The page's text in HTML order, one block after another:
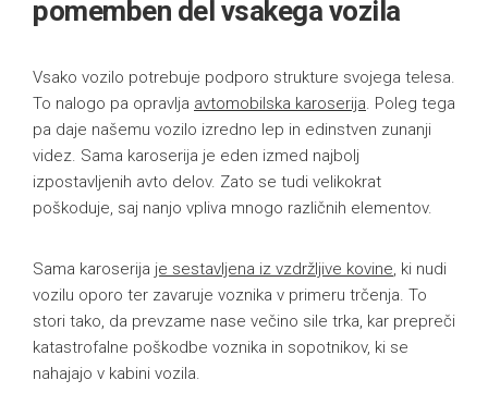
pomemben del vsakega vozila
Vsako vozilo potrebuje podporo strukture svojega telesa.
To nalogo pa opravlja avtomobilska karoserija. Poleg tega
pa daje našemu vozilo izredno lep in edinstven zunanji
videz. Sama karoserija je eden izmed najbolj
izpostavljenih avto delov. Zato se tudi velikokrat
poškoduje, saj nanjo vpliva mnogo različnih elementov.
Sama karoserija je sestavljena iz vzdržljive kovine, ki nudi
vozilu oporo ter zavaruje voznika v primeru trčenja. To
stori tako, da prevzame nase večino sile trka, kar prepreči
katastrofalne poškodbe voznika in sopotnikov, ki se
nahajajo v kabini vozila.